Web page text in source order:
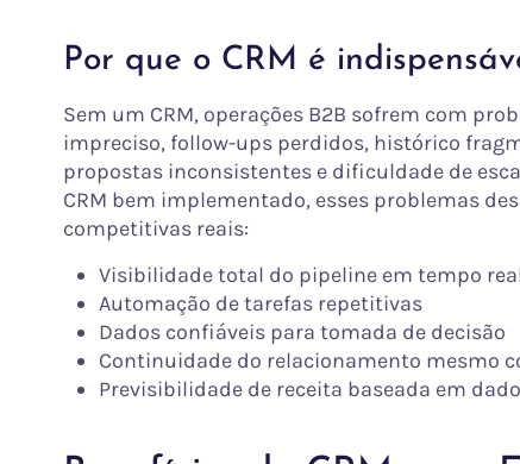
Por que o CRM é
Sem um CRM, operações B2B sofrem com
impreciso, follow-ups perdidos, histórico
propostas inconsistentes e dificuldade de
CRM bem implementado, esses problemas
competitivas reais:
Visibilidade total do pipeline em tempo
Automação de tarefas repetitivas
Dados confiáveis para tomada de decisão
Continuidade do relacionamento mesmo
Previsibilidade de receita baseada em